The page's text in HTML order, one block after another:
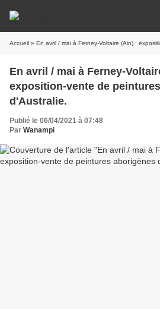
Accueil » En avril / mai à Ferney-Voltaire (Ain) : exposition-
En avril / mai à Ferney-
exposition-vente de
d'Australie.
Publié le 06/04/2021 à 07:48
Par Wanampi